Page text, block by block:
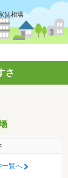
賃相場
さ
一覧へ